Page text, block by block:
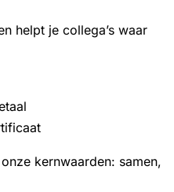
helpt je collega’s waar
kernwaarden: samen,